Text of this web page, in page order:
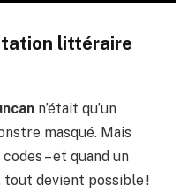
littéraire
n’était qu’un
masqué. Mais
– et quand un
tout devient possible !